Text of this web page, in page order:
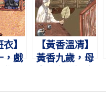
咽。
】
，戲
【黃香溫凊】
黃香九歲，母